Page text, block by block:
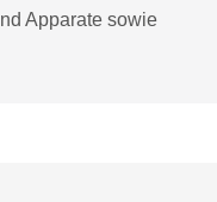
Apparate sowie